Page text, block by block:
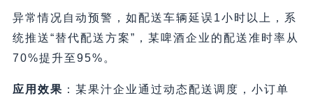
异常情况自动预警，如配送车辆延误1小时以上，系
统推送“替代配送方案”，某啤酒企业的配送准时率从
70%提升至95%。
应用效果 ：某果汁企业通过动态配送调度，小订单